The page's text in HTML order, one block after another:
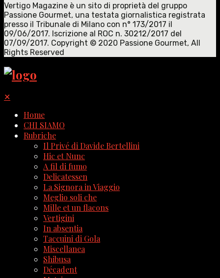
Vertigo Magazine è un sito di proprietà del gruppo
Passione Gourmet, una testata giornalistica registrata
presso il Tribunale di Milano con n° 173/2017 il
09/06/2017. Iscrizione al ROC n. 30212/2017 del
07/09/2017. Copyright © 2020 Passione Gourmet, All
Rights Reserved
✕
Home
CHI SIAMO
Rubriche
Il Privé di Davide Bertellini
Hic et Nunc
A fil di fumo
Delicatessen
La Signora in Viaggio
Meglio soli che
Mille et un flacons
Vertigini
In absentia
Taccuini di Gola
Miscellanea
Shibusa
Décadent